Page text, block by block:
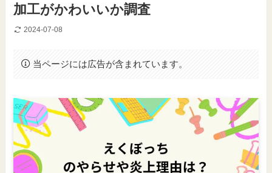
加工がかわいいか調査
2024-07-08
当ページには広告が含まれています。